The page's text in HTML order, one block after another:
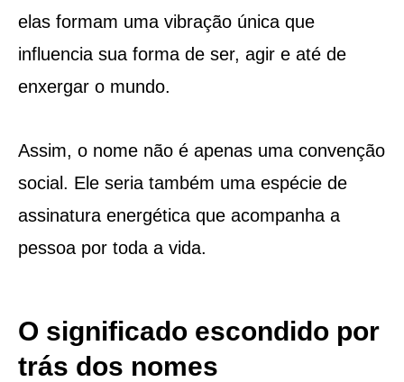
elas formam uma vibração única que
influencia sua forma de ser, agir e até de
enxergar o mundo.
Assim, o nome não é apenas uma convenção
social. Ele seria também uma espécie de
assinatura energética que acompanha a
pessoa por toda a vida.
O significado escondido por
trás dos nomes